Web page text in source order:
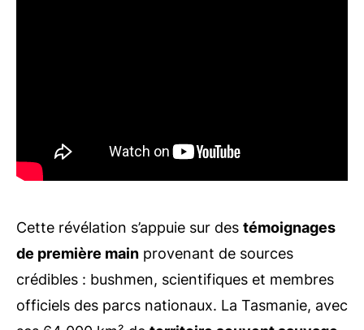
Cette révélation s’appuie sur des témoignages
de première main provenant de sources
crédibles : bushmen, scientifiques et membres
officiels des parcs nationaux. La Tasmanie, avec